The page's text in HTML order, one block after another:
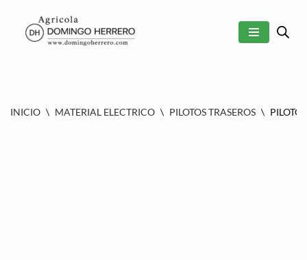
SALTAR
INICIO \ MATERIAL ELECTRICO \ PILOTOS TRASEROS \ PILOTO